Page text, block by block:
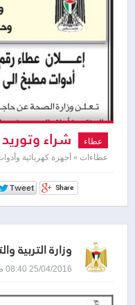
عطاء شراء
مستودعات اللوازم
عطاءات » أجهزة كهربائية
وزارة التربية
25/04/2016 08:40 صباحاً